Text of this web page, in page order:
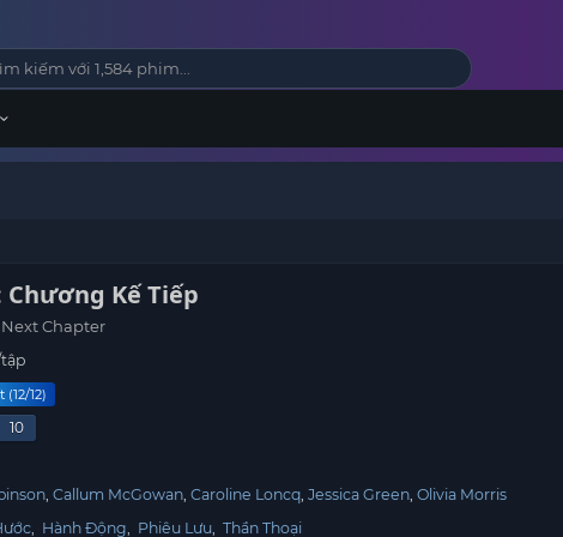
Chương Kế Tiếp
Chapter
(12/12)
10
Callum McGowan Caroline Loncq Jessica Green Olivia Morris
, Hành Động, Phiêu Lưu, Thần Thoại